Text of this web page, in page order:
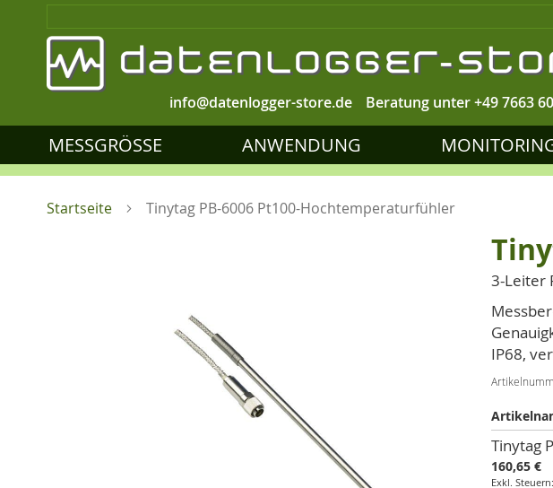
Beratung unter+49 7663
info@datenlogger-store.de
MESSGRÖSSE ANWENDUNG
Startseite Tinytag PB-6006 Pt100-Hochtemperaturfühler
3-Leiter
IP68,
Artikel
für
Tinytag
160,65 €